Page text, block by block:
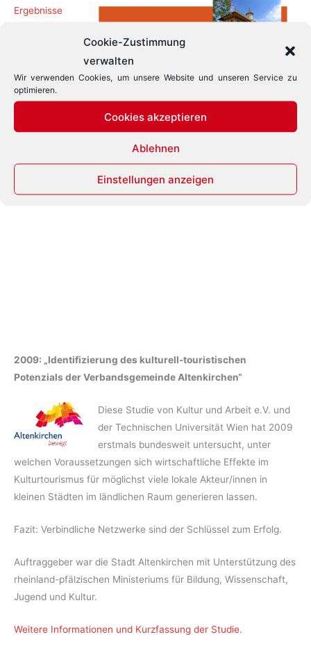
Cookie-Zustimmung
verwalten
Wir verwenden Cookies, um unsere Website und unseren Service zu
optimieren.
Cookies akzeptieren
Ablehnen
Einstellungen anzeigen
Ergebnisse
eigenen
Dokument
gefasst.
2009: „Identifizierung des kulturell-touristischen
Potenzials der Verbandsgemeinde Altenkirchen“
Diese Studie von Kultur und Arbeit e.V. und
der Technischen Universität Wien hat 2009
erstmals bundesweit untersucht, unter
welchen Voraussetzungen sich wirtschaftliche Effekte im
Kulturtourismus für möglichst viele lokale Akteur/innen in
kleinen Städten im ländlichen Raum generieren lassen.
Fazit: Verbindliche Netzwerke sind der Schlüssel zum Erfolg.
Auftraggeber war die Stadt Altenkirchen mit Unterstützung des
rheinland-pfälzischen Ministeriums für Bildung, Wissenschaft,
Jugend und Kultur.
Weitere Informationen und Kurzfassung der Studie.